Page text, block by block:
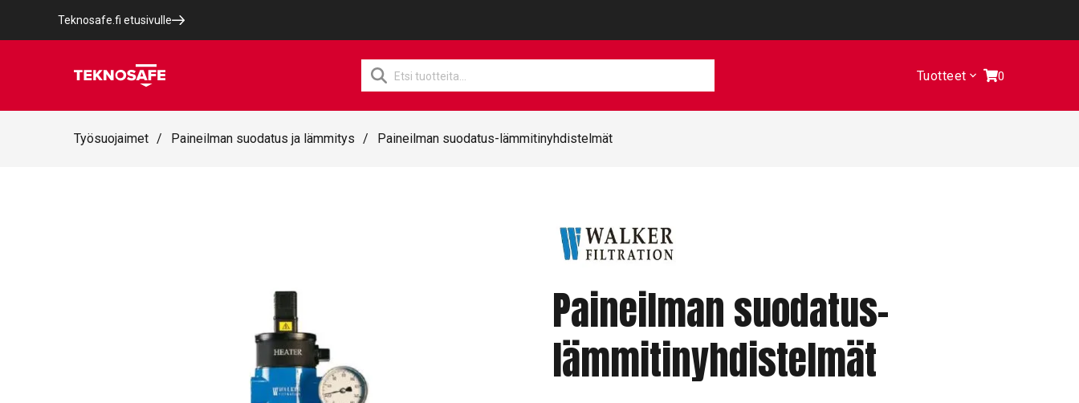
Teknosafe.fi etusivulle
Products
search
Tuotteet 0
Työsuojaimet / Paineilman suodatus ja lämmitys / Paineilman suodatus-lämmitinyhdistelmät
Paineilman suodatus-
lämmitinyhdistelmät